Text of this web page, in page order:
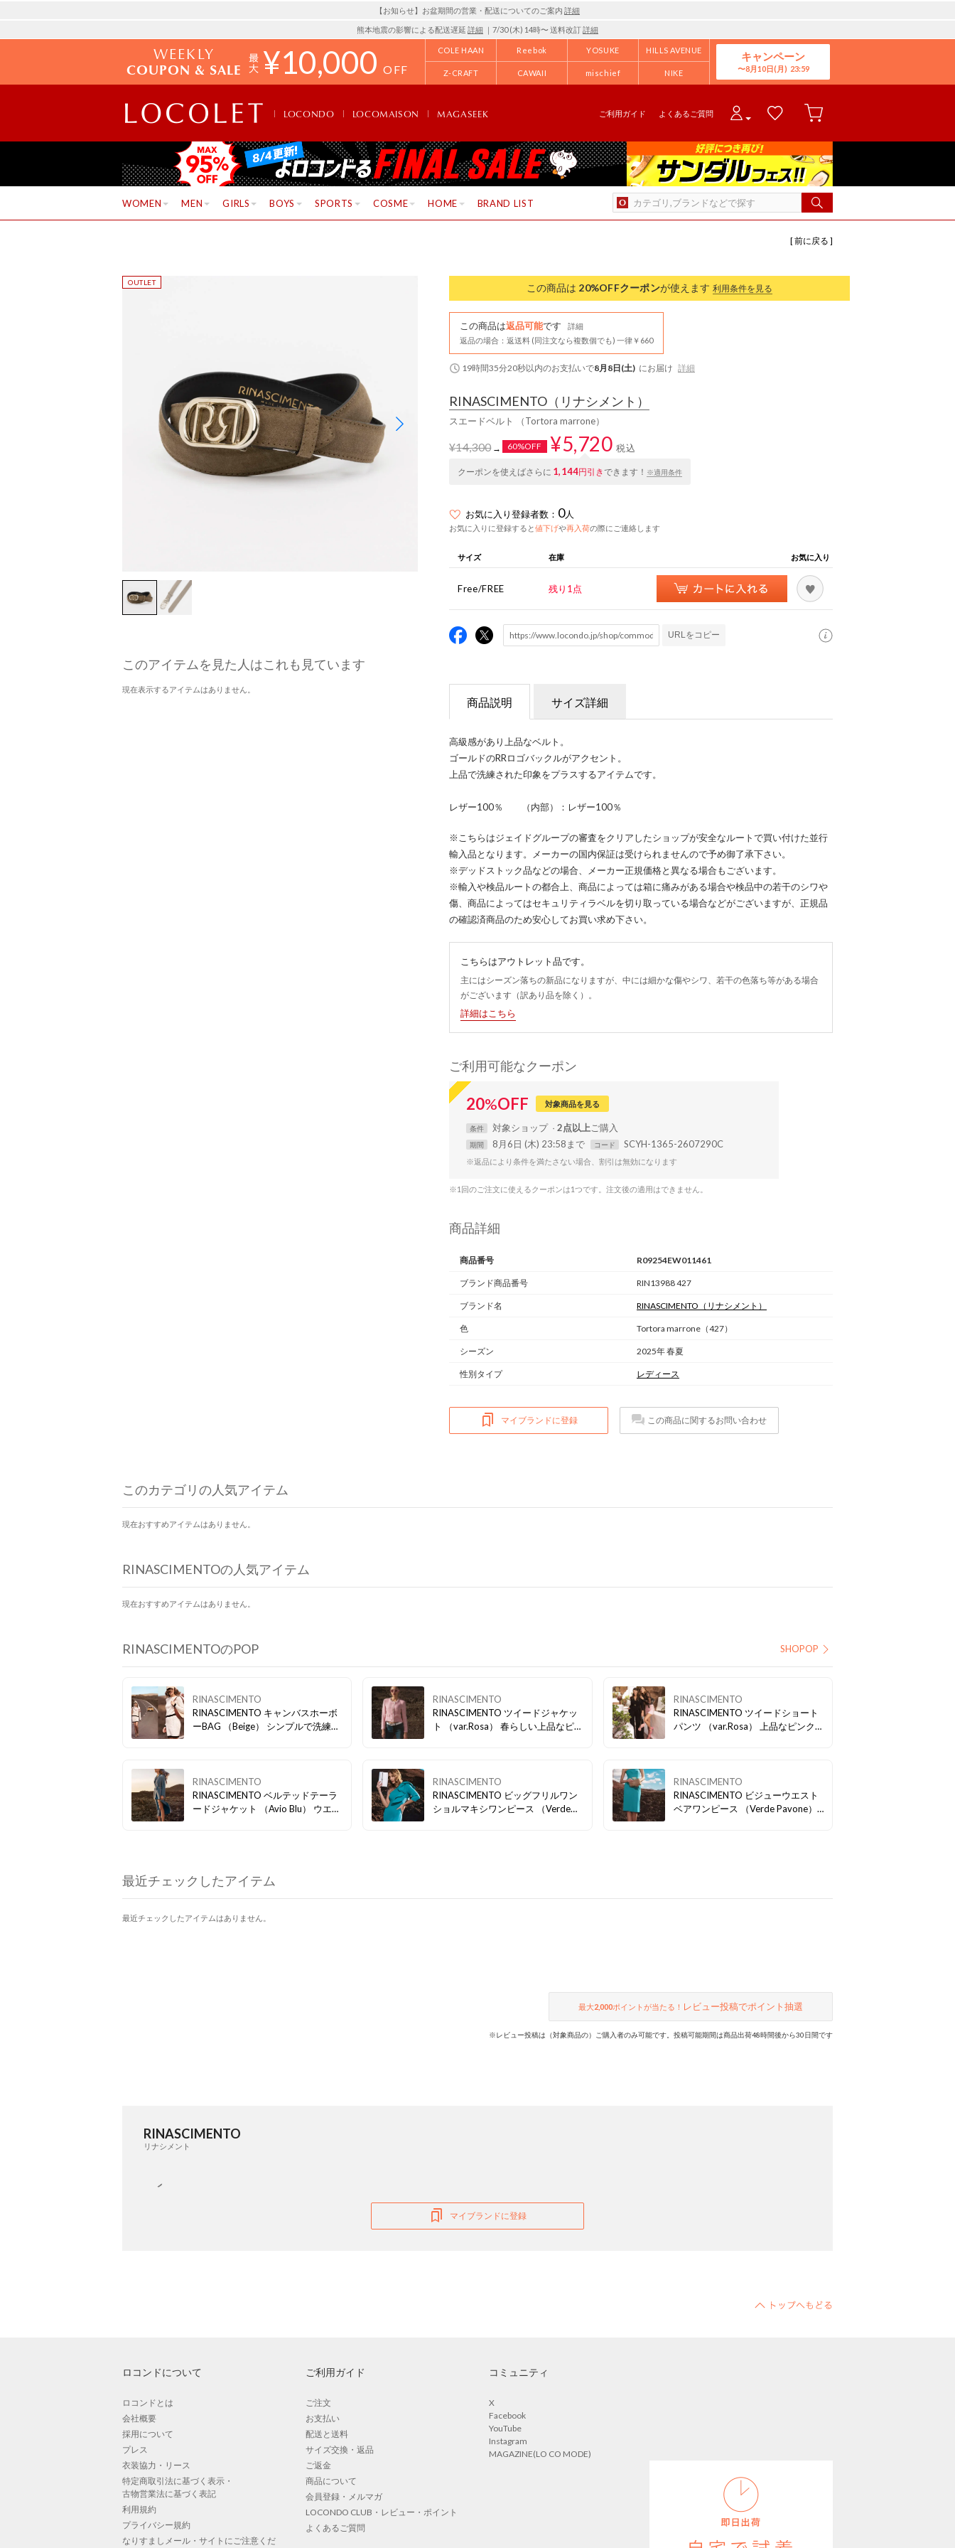
【お知らせ】お盆期間の営業・配送についてのご案内 詳細
熊本地震の影響による配送遅延 詳細 ｜7/30 (木) 14時〜 送料改訂詳細
WEEKLY
COUPON & SALE ¥10,000 OFF
COLE HAAN Reebok YOSUKE HILLS AVENUE
Z-CRAFT CAWAII mischief NIKE
キャンペーン
8月10日(月)
LOCONDO LOCOMAISON MAGASEEK ご利用ガイド よくあるご質問
WOMEN MEN GIRLS BOYS SPORTS COSME HOME BRAND LIST
[ 前に戻る ]
このアイテムを見た人はこれも見ています
現在表示するアイテムはありません。
この商品は 20%OFFクーポンが使えます 利用条件を見る
この商品は返品可能です
詳細
返品の場合：返送料 (同注文なら複数個でも) 一律￥660
19時間35分19秒以内のお支払いで8月8日(土) にお届け 詳細
RINASCIMENTO （リナシメント）
スエードベルト （Tortora marrone）
¥14,300→ 60%OFF ¥5,720 税込
クーポンを使えばさらに 1,144円引きできます！ ※適用条件
お気に入り登録者数： 0人
お気に入りに登録すると値下げや再入荷の際にご連絡します
サイズ 在庫 お気に入り
Free/FREE 残り1点
URLをコピー
商品説明 サイズ詳細
高級感があり上品なベルト。
ゴールドのRRロゴバックルがアクセント。
上品で洗練された印象をプラスするアイテムです。
レザー100％ （内部）：レザー100％
※こちらはジェイドグループの審査をクリアしたショップが安全なルートで買い付けた並行
輸入品となります。メーカーの国内保証は受けられませんので予め御了承下さい。
※デッドストック品などの場合、メーカー正規価格と異なる場合もございます。
※輸入や検品ルートの都合上、商品によっては箱に痛みがある場合や検品中の若干のシワや
傷、商品によってはセキュリティラベルを切り取っている場合などがございますが、正規品
の確認済商品のため安心してお買い求め下さい。
こちらはアウトレット品です。
主にはシーズン落ちの新品になりますが、中には細かな傷やシワ、若干の色落ち等がある場合
がございます（訳あり品を除く）。
詳細はこちら
ご利用可能なクーポン
20%OFF 対象商品を見る
条件 対象ショップ 2点以上
期間 8月6日 (木) 23:58まで コード SCYH-1365-2607290C
※返品により条件を満たさない場合、割引は無効になります
※1回のご注文に使えるクーポンは1つです。注文後の適用はできません。
商品詳細
商品番号 R09254EW011461
ブランド商品番号 RIN13988 427
ブランド名 RINASCIMENTO （リナシメント）
色 Tortora marrone（427）
シーズン 2025年 春夏
性別タイプ レディース
マイブランドに登録 この商品に関するお問い合わせ
このカテゴリの人気アイテム
現在おすすめアイテムはありません。
RINASCIMENTOの人気アイテム
現在おすすめアイテムはありません。
RINASCIMENTOのPOP SHOPOP
RINASCIMENTO
RINASCIMENTO キャンバスホーボ
ーBAG （Beige） シンプルで洗練さ
RINASCIMENTO
RINASCIMENTO ツイードジャケッ
ト （var.Rosa） 春らしい上品なピ
RINASCIMENTO
RINASCIMENTO ツイードショート
パンツ （var.Rosa） 上品なピンク
RINASCIMENTO
RINASCIMENTO ベルテッドテーラ
ードジャケット （Avio Blu） ウエス
RINASCIMENTO
RINASCIMENTO ビッグフリルワン
ショルマキシワンピース （Verde
RINASCIMENTO
RINASCIMENTO ビジューウエスト
ベアワンピース （Verde Pavone）
最近チェックしたアイテム
最近チェックしたアイテムはありません。
最大2,000ポイントが当たる！ レビュー投稿でポイント抽選
※レビュー投稿は（対象商品の）ご購入者のみ可能です。投稿可能期間は商品出荷48時間後から30日間です
RINASCIMENTO
リナシメント
マイブランドに登録
ロコンドについて
ロコンドとは
会社概要
採用について
プレス
衣装協力・リース
特定商取引法に基づく表示・
古物営業法に基づく表記
利用規約
プライバシー規約
なりすましメール・サイトにご注意くだ
ご利用ガイド
ご注文
お支払い
配送と送料
サイズ交換・返品
ご返金
商品について
会員登録・メルマガ
LOCONDO CLUB・レビュー・ポイント
よくあるご質問
コミュニティ
X
Facebook
YouTube
Instagram
MAGAZINE(LO CO MODE)